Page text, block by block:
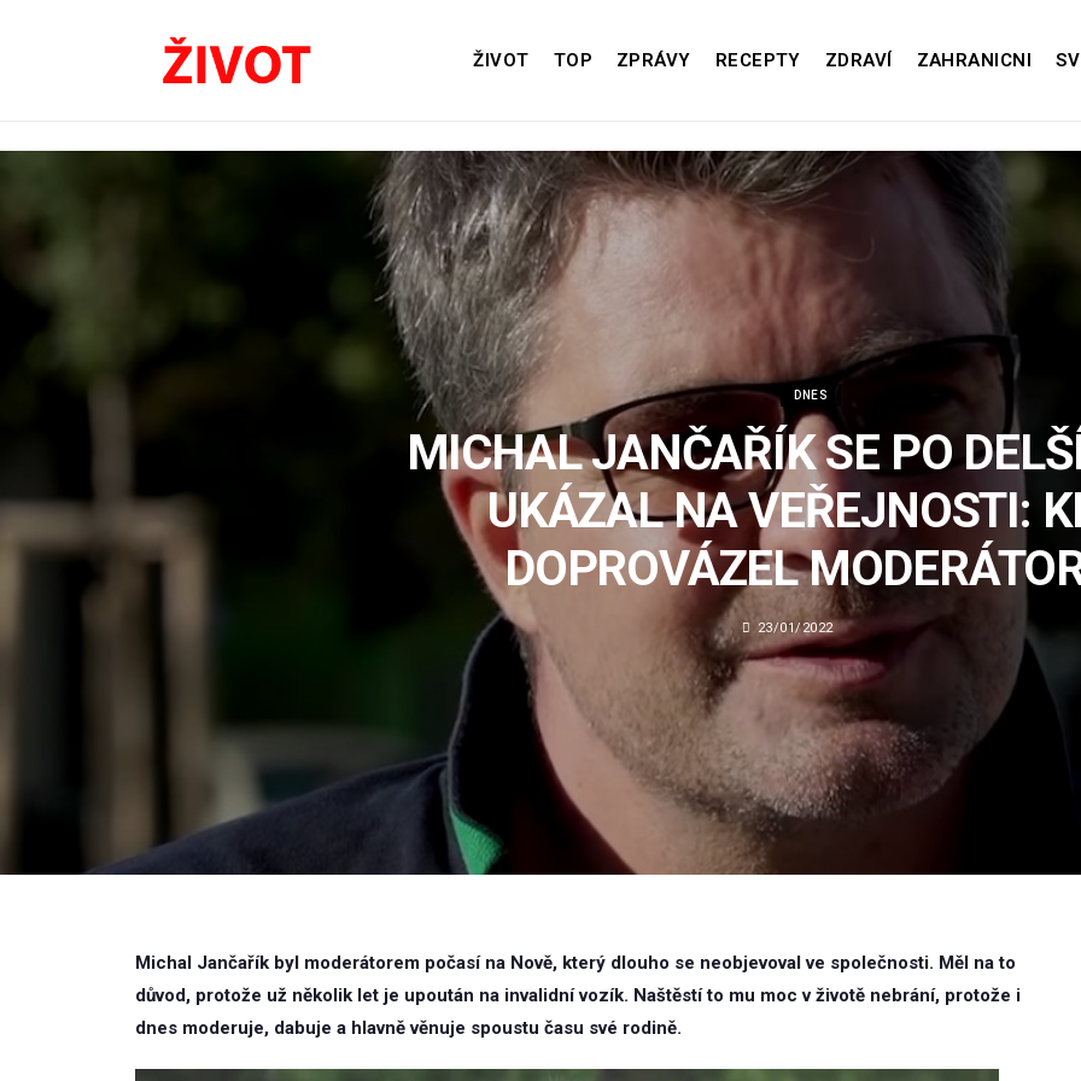
ŽIVOT TOP ZPRÁVY RECEPTY ZDRAVÍ ZAHRANICNI
DNES
MICHAL JANČAŘÍK SE PO
UKÁZAL NA VEŘEJNOSTI:
DOPROVÁZEL
23/01/2022
Michal Jančařík byl moderátorem počasí na Nově, který dlouho se neobjevoval ve společnosti. Měl na to
důvod, protože už několik let je upoután na invalidní vozík. Naštěstí to mu moc v životě nebrání, protože i
dnes moderuje, dabuje a hlavně věnuje spoustu času své rodině.